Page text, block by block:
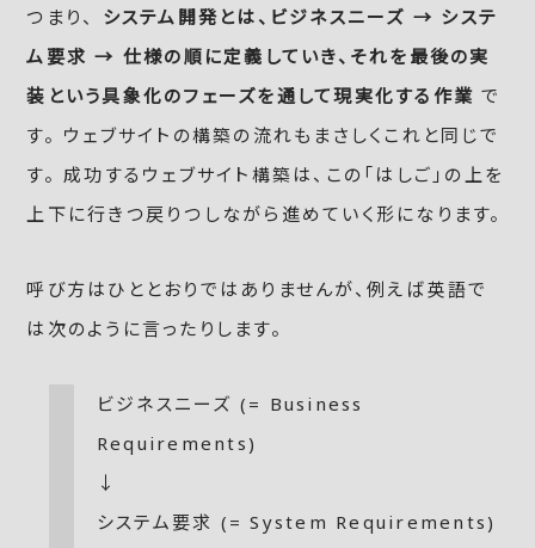
つまり、 システム開発とは、ビジネスニーズ → システ
ム要求 → 仕様の順に定義していき、それを最後の実
装という具象化のフェーズを通して現実化する作業で
す。 ウェブサイトの構築の流れもまさしくこれと同じで
す。 成功するウェブサイト構築は、この「はしご」の上を
上下に行きつ戻りつしながら進めていく形になります。
呼び方はひととおりではありませんが、例えば英語で
は次のように言ったりします。
ビジネスニーズ (= Business
Requirements)
↓
システム要求 (= System Requirements)